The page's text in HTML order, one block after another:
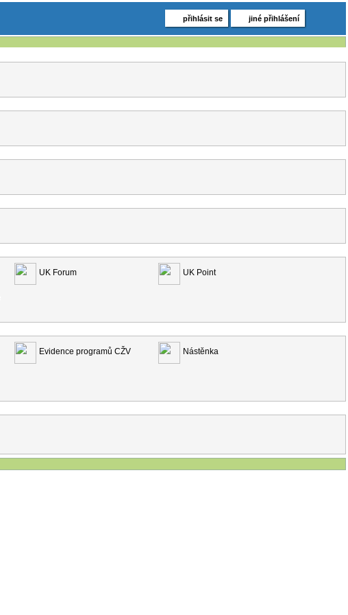
přihlásit se jiné přihlášení
UK Forum UK Point
Evidence programů CŽV Nástěnka